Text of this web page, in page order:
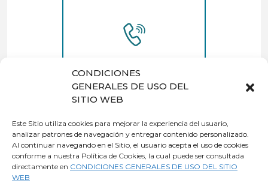
CONDICIONES
GENERALES DE USO DEL
SITIO WEB
Este Sitio utiliza cookies para mejorar la experiencia del usuario,
analizar patrones de navegación y entregar contenido personalizado.
Al continuar navegando en el Sitio, el usuario acepta el uso de cookies
conforme a nuestra Política de Cookies, la cual puede ser consultada
directamente en CONDICIONES GENERALES DE USO DEL SITIO
WEB
Quiero que me
llamen
o también
contrata